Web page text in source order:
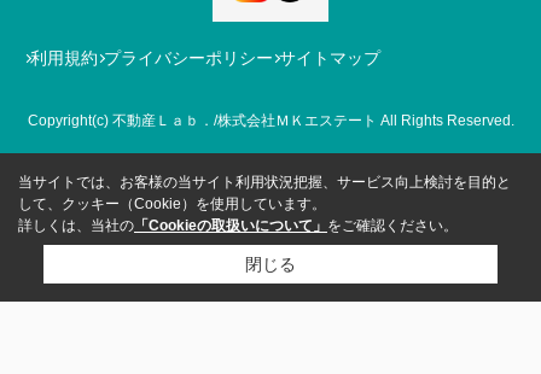
利用規約 プライバシーポリシー サイトマップ
Copyright(c) 不動産Ｌａｂ．/株式会社ＭＫエステート All Rights Reserved.
当サイトでは、お客様の当サイト利用状況把握、サービス向上検討を目的と
して、クッキー（Cookie）を使用しています。
詳しくは、当社の 「Cookieの取扱いについて」 をご確認ください。
閉じる